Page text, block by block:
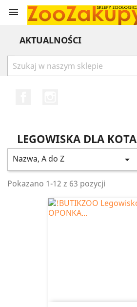

AKTUALNOŚCI
LEGOWISKA DLA KOTA
Nazwa, A do Z 
Pokazano 1-12 z 63 pozycji